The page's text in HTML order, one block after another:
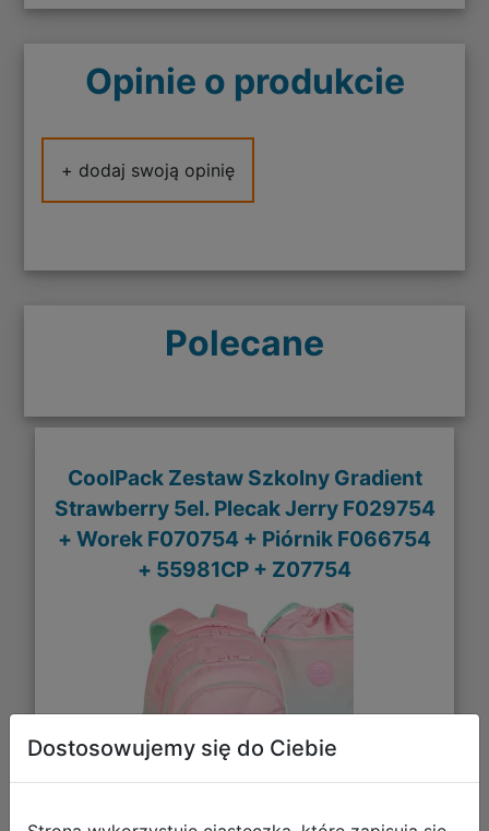
Opinie o produkcie
+ dodaj swoją opinię
Polecane
CoolPack Zestaw Szkolny Gradient
Strawberry 5el. Plecak Jerry F029754
+ Worek F070754 + Piórnik F066754
+ 55981CP + Z07754
Dostosowujemy się do Ciebie